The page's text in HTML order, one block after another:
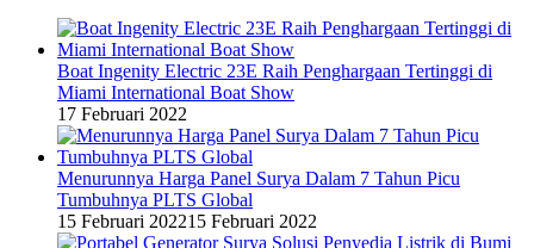
Boat Ingenity Electric 23E Raih Penghargaan Tertinggi di
Miami International Boat Show
17 Februari 2022
Menurunnya Harga Panel Surya Dalam 7 Tahun Picu
Tumbuhnya PLTS Global
15 Februari 202215 Februari 2022